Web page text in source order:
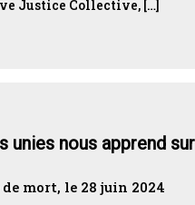
Justice Collective, […]
unies nous apprend
mort, le 28 juin 2024